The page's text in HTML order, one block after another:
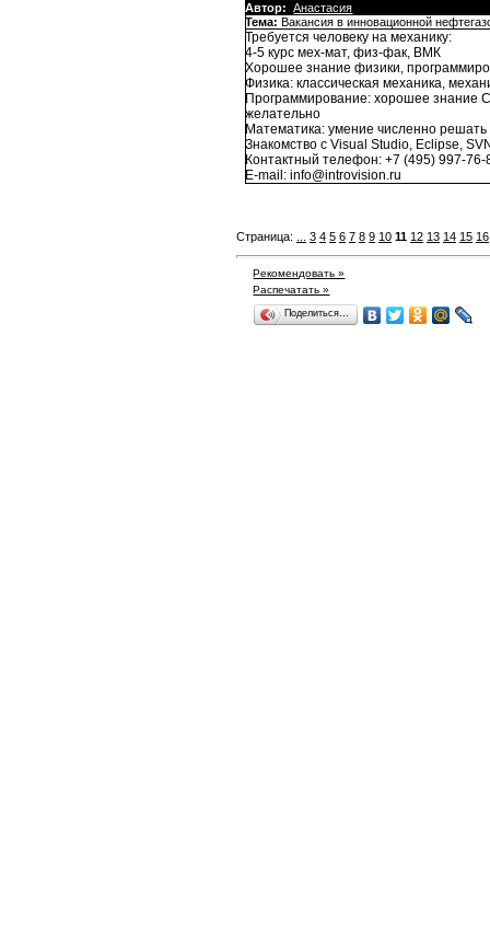
Автор:
Анастасия
Тема: Вакансия в инновационной
Требуется человеку на механику:
4-5 курс мех-мат, физ-фак, ВМК
Хорошее знание физики,
Физика: классическая механика,
Программирование: хорошее знание
желательно
Математика: умение численно
Знакомство с Visual Studio, Eclipse,
Контактный телефон: +7 (495) 997-76-
E-mail: info@introvision.ru
Страница: 3 4 5 6 7 8 9 10 11 12 13 14 15 16
Рекомендовать »
Распечатать »
Поделиться…